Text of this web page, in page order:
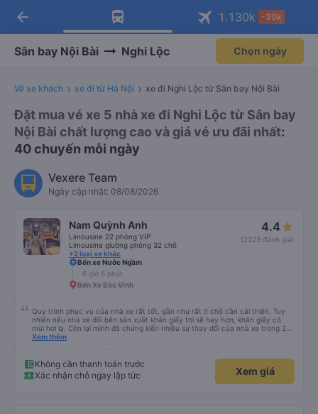
Tải app Vexere ngay!
Nhận ưu đãi thành viên độc
Mở app
Tải app Vexere
-30k/ghế khi đặt vé máy bay qua
Mở app
arrow_back 1.130k -30k
Sân bay Nội Bài Nghi Lộc Chọn ngày
Vé xe khách xe đi từ Hà Nội xe đi Nghi Lộc từ Sân bay Nội Bài
Đặt mua vé xe 5 nhà xe đi Nghi Lộc từ Sân bay
Nội Bài chất lượng cao và giá vé ưu đãi nhất:
40 chuyến mỗi ngày
Vexere Team
Ngày cập nhật: 08/08/2026
Nam Quỳnh Anh
Limousine 22 phòng VIP
Limousine giường phòng 32 chỗ
+2 loại xe khác
4.4
(2223 đánh giá)
Bến xe Nước Ngầm
6 giờ 5 phút
Bến Xe Bắc Vinh
Quy trình phục vụ của nhà xe rất tốt, gần như rất ít chỗ cần cải thiện. Tuy
nhiên nếu nhà xe đổi bên sản xuất khăn giấy thì sẽ hay hơn, khăn giấy có
mùi hơi lạ. Còn lại mình đã chứng kiến nhiều sự thay đổi của nhà xe trong 2
tháng vừa rồi: tài xế và phụ xe ngày càng thân thiện, quy trình phục vụ rõ
Xem thêm
Không cần thanh toán trước
Xác nhận chỗ ngay lập tức
Xem giá